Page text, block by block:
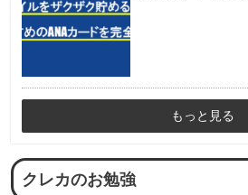
もっと見る
クレカのお勉強